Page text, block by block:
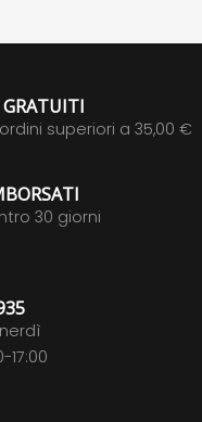
GRATUITI
superiori a 35,00 €
30 giorni
17:00